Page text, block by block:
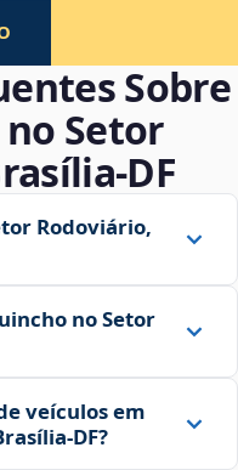
Sobre
Setor
Rodoviário,
no Setor
veículos em